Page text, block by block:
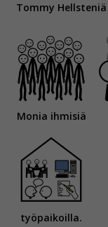
Tommy Hellsteniä
Monia ihmisiä
työpaikoilla.